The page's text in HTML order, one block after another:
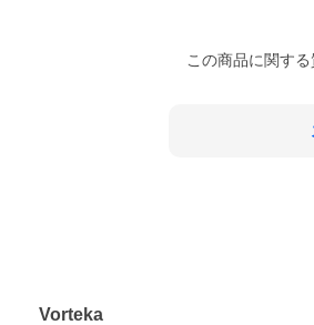
この商品に関す
Vorteka